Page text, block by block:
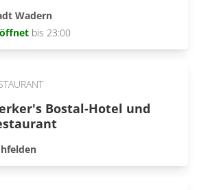
Wadern
bis 23:00
Bostal-Hotel und